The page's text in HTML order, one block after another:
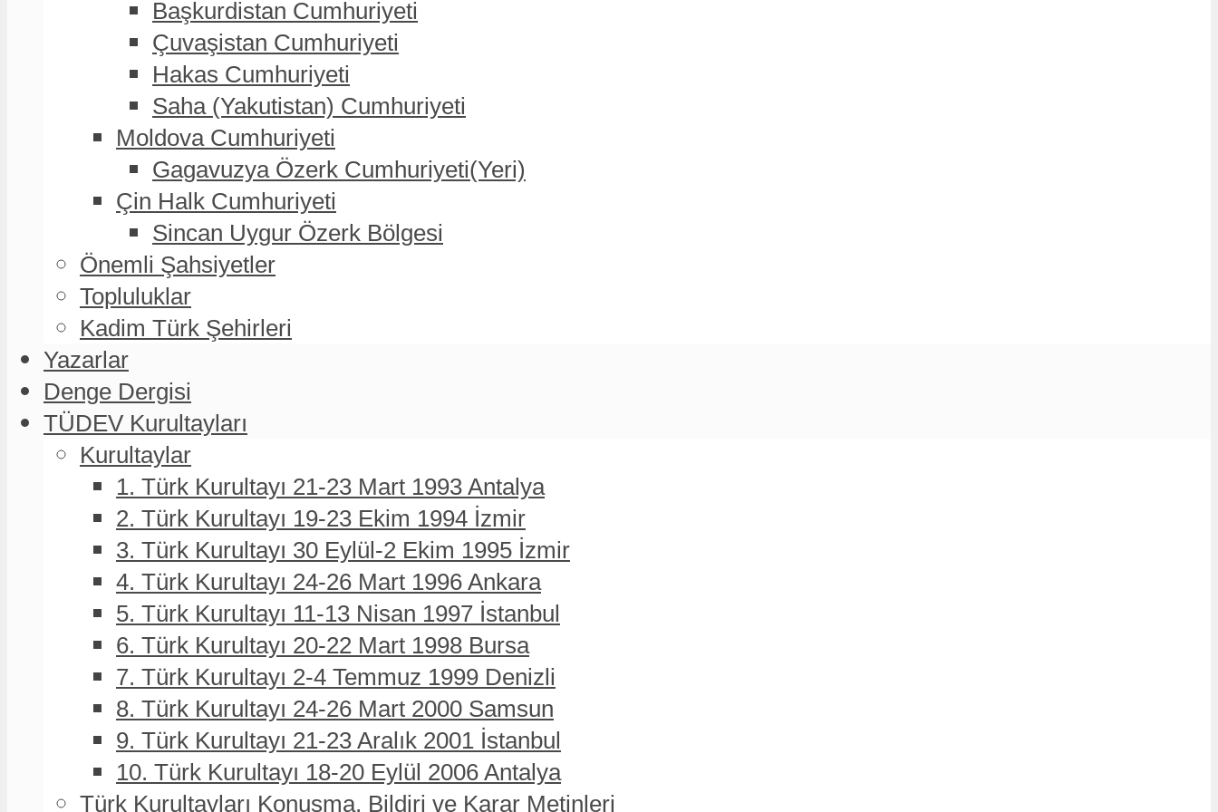
Başkurdistan Cumhuriyeti
Çuvaşistan Cumhuriyeti
Hakas Cumhuriyeti
Saha (Yakutistan) Cumhuriyeti
Moldova Cumhuriyeti
Gagavuzya Özerk Cumhuriyeti(Yeri)
Çin Halk Cumhuriyeti
Sincan Uygur Özerk Bölgesi
Önemli Şahsiyetler
Topluluklar
Kadim Türk Şehirleri
Yazarlar
Denge Dergisi
TÜDEV Kurultayları
Kurultaylar
1. Türk Kurultayı 21-23 Mart 1993 Antalya
2. Türk Kurultayı 19-23 Ekim 1994 İzmir
3. Türk Kurultayı 30 Eylül-2 Ekim 1995 İzmir
4. Türk Kurultayı 24-26 Mart 1996 Ankara
5. Türk Kurultayı 11-13 Nisan 1997 İstanbul
6. Türk Kurultayı 20-22 Mart 1998 Bursa
7. Türk Kurultayı 2-4 Temmuz 1999 Denizli
8. Türk Kurultayı 24-26 Mart 2000 Samsun
9. Türk Kurultayı 21-23 Aralık 2001 İstanbul
10. Türk Kurultayı 18-20 Eylül 2006 Antalya
Türk Kurultayları Konuşma, Bildiri ve Karar Metinleri